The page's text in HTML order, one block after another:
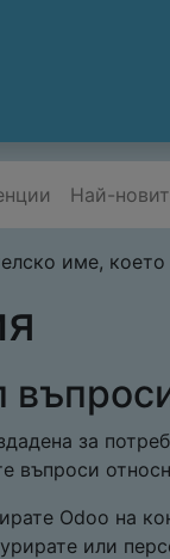
Най-
име,
за
въпроси
Odoo на
или